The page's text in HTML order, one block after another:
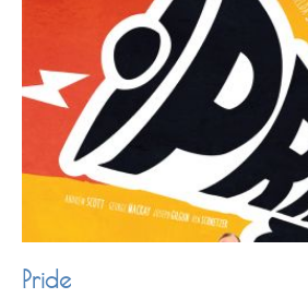
Pride